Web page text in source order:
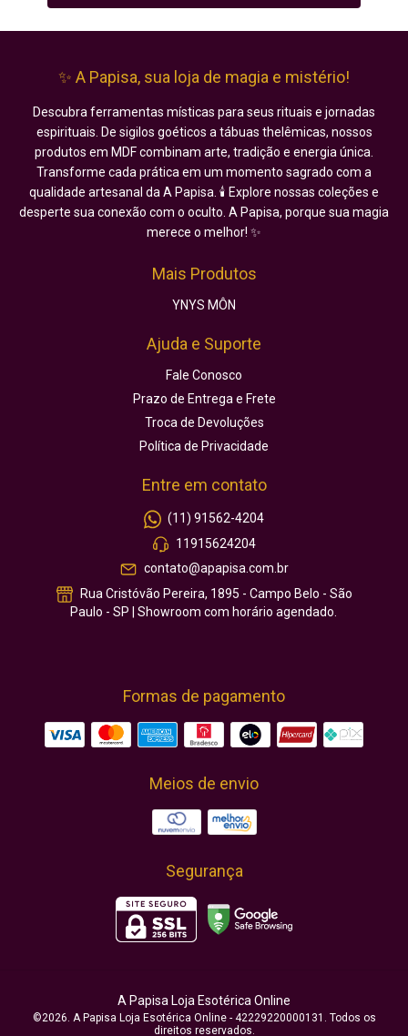
✨ A Papisa, sua loja de magia e mistério!
Descubra ferramentas místicas para seus rituais e jornadas
espirituais. De sigilos goéticos a tábuas thelêmicas, nossos
produtos em MDF combinam arte, tradição e energia única.
Transforme cada prática em um momento sagrado com a
qualidade artesanal da A Papisa. 🕯️ Explore nossas coleções e
desperte sua conexão com o oculto. A Papisa, porque sua magia
merece o melhor! ✨
Mais Produtos
YNYS MÔN
Ajuda e Suporte
Fale Conosco
Prazo de Entrega e Frete
Troca de Devoluções
Política de Privacidade
Entre em contato
(11) 91562-4204
11915624204
contato@apapisa.com.br
Rua Cristóvão Pereira, 1895 - Campo Belo - São
Paulo - SP | Showroom com horário agendado.
Formas de pagamento
Meios de envio
Segurança
A Papisa Loja Esotérica Online
©2026. A Papisa Loja Esotérica Online - 42229220000131. Todos os
direitos reservados.